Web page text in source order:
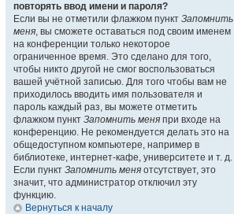
повторять ввод имени и пароля?
Если вы не отметили флажком пункт Запомнить
меня, вы сможете оставаться под своим именем
на конференции только некоторое
ограниченное время. Это сделано для того,
чтобы никто другой не смог воспользоваться
вашей учётной записью. Для того чтобы вам не
приходилось вводить имя пользователя и
пароль каждый раз, вы можете отметить
флажком пункт Запомнить меня при входе на
конференцию. Не рекомендуется делать это на
общедоступном компьютере, например в
библиотеке, интернет-кафе, университете и т. д.
Если пункт Запомнить меня отсутствует, это
значит, что администратор отключил эту
функцию.
Вернуться к началу